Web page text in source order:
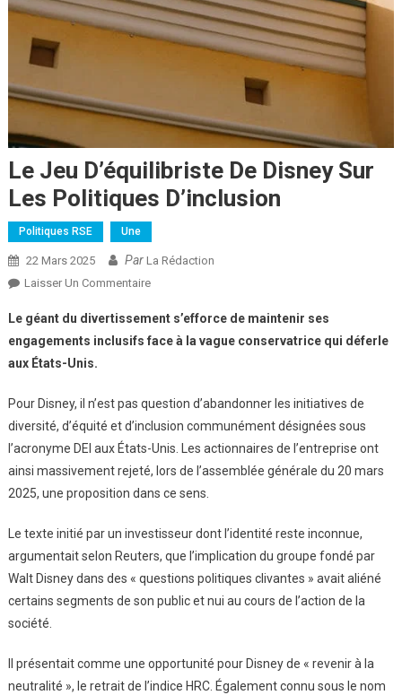
Le Jeu D’équilibriste De Disney Sur
Les Politiques D’inclusion
Politiques RSE Une
22 Mars 2025 Par La Rédaction
Laisser Un CommentaireSur
Jeu
D’équilibriste
Sur
Les
Politiques
D’inclusion
Le géant du divertissement s’efforce de maintenir ses
engagements inclusifs face à la vague conservatrice qui déferle
aux États-Unis.
Pour Disney, il n’est pas question d’abandonner les initiatives de
diversité, d’équité et d’inclusion communément désignées sous
l’acronyme DEI aux États-Unis. Les actionnaires de l’entreprise ont
ainsi massivement rejeté, lors de l’assemblée générale du 20 mars
2025, une proposition dans ce sens.
Le texte initié par un investisseur dont l’identité reste inconnue,
argumentait selon Reuters, que l’implication du groupe fondé par
Walt Disney dans des « questions politiques clivantes » avait aliéné
certains segments de son public et nui au cours de l’action de la
société.
Il présentait comme une opportunité pour Disney de « revenir à la
neutralité », le retrait de l’indice HRC. Également connu sous le nom